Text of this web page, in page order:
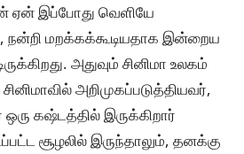
ஏன் இப்போது வெளியே
மறக்கக்கூடியதாக இன்றைய
அதுவும் சினிமா உலகம்
அறிமுகப்படுத்தியவர்,
கஷ்டத்தில் இருக்கிறார்
சூழலில் இருந்தாலும், தனக்கு